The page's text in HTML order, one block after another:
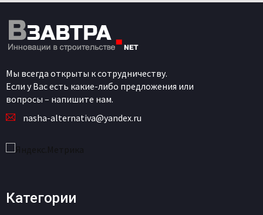
Мы всегда открыты к сотрудничеству.
Если у Вас есть какие-либо предложения или
вопросы – напишите нам.
nasha-alternativa@yandex.ru
Категории